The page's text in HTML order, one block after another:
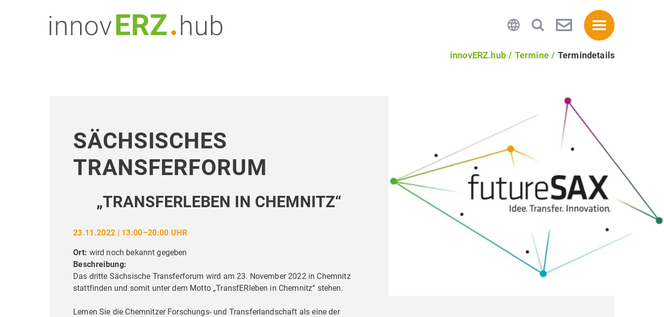
innovERZ.hub Termine Termindetails
SÄCHSISCHES
TRANSFERFORUM
„TRANSFERLEBEN IN CHEMNITZ“
23.11.2022 | 13:00–20:00 UHR
Ort: wird noch bekannt gegeben
Beschreibung:
Das dritte Sächsische Transferforum wird am 23. November 2022 in Chemnitz
stattfinden und somit unter dem Motto „TransfERleben in Chemnitz“ stehen.
Lernen Sie die Chemnitzer Forschungs- und Transferlandschaft als eine der